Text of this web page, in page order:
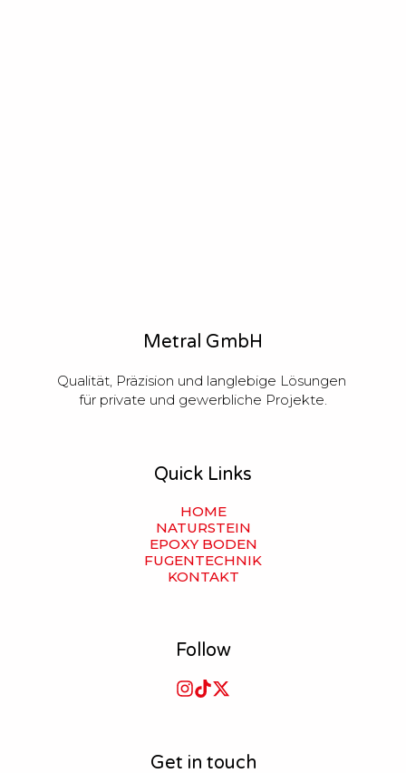
Metral GmbH
Qualität, Präzision und langlebige Lösungen
für private und gewerbliche Projekte.
Quick Links
HOME
NATURSTEIN
EPOXY BODEN
FUGENTECHNIK
KONTAKT
Follow
Get in touch